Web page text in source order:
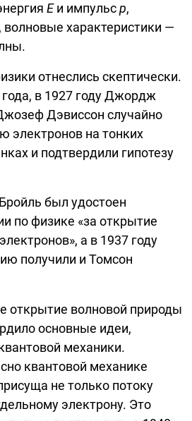
Eи импульсp,
волновые характеристики —
отнеслись скептически.
в 1927 году Джордж
Дэвиссон случайно
электронов на тонких
и подтвердили гипотезу
был удостоен
по физике «за открытие
а в 1937 году
получили и Томсон
открытие волновой природы
основные идеи,
механики.
квантовой механике
не только потоку
электрону. Это